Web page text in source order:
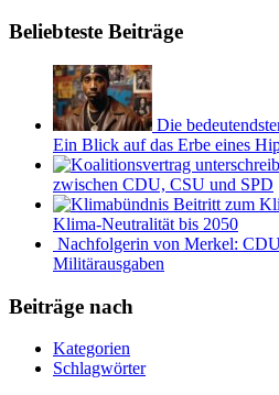
Beliebteste Beiträge
Die
Ein Blick auf das Erbe eines
zwischen CDU, CSU und SPD
Beitritt zum
Klima-Neutralität bis 2050
Nachfolgerin von Merkel:
Militärausgaben
Beiträge nach
Kategorien
Schlagwörter